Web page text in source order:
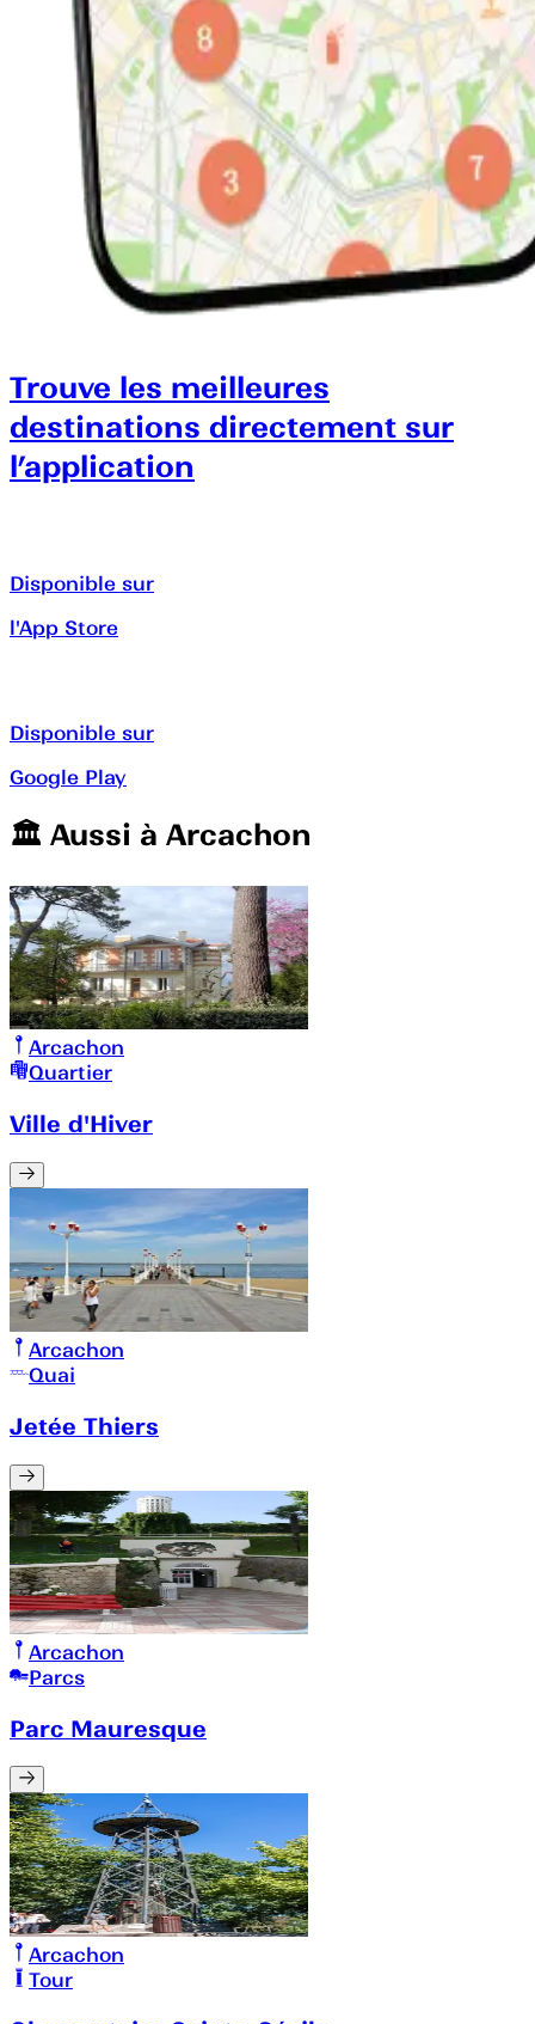
Trouve les meilleures
destinations directement sur
l’application
Disponible sur
l'App Store
Disponible sur
Google Play
🏛️️ Aussi à Arcachon
Arcachon
Quartier
Ville d'Hiver
Arcachon
Quai
Jetée Thiers
Arcachon
Parcs
Parc Mauresque
Arcachon
Tour